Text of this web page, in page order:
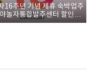
16주년 기념 제휴 숙박업주
놀자통합발주센터 할인쿠